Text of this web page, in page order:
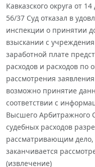
Кавказского округа от
56/37 Суд отказал в
инспекции о принятии
взыскании с
заработной плате
расходов и расходов по
рассмотрения
возможно принятие
соответствии с
Высшего Арбитражного
судебных расходов
рассматривающим дело,
заканчивается
(извлечение)